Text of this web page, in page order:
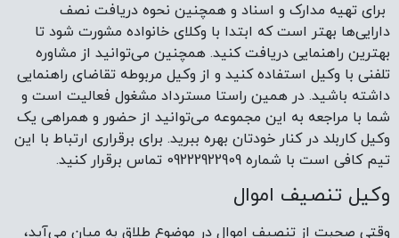
برای تهیه مدارک و اسناد و همچنین نحوه دریافت نصف
دارایی‌ها بهتر است که ابتدا با وکلای خانواده مشورت شود تا
بهترین راهنمایی دریافت کنید. همچنین می‌توانید از مشاوره
تلفنی با وکیل استفاده کنید و از وکیل مربوطه تقاضای راهنمایی
داشته باشید. در همین راستا مسترداد مشغول فعالیت است و
شما با مراجعه به این مجموعه می‌توانید از حضور و همراهی یک
وکیل کاربلد در کنار خودتان بهره ببرید. برای برقراری ارتباط با این
تیم کافی است با شماره 09222922909 تماس برقرار کنید.
وکیل تنصیف اموال
وقتی صحبت از تنصیف اموال در موضوع طلاق به میان می‌آید،